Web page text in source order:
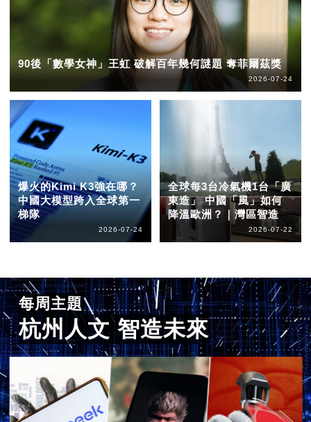
90後「數學女神」王虹 破解百年幾何謎題 奪菲爾茲獎
2026-07-24
爆火的Kimi K3強在哪？
中國大模型跨入全球第一
梯隊
2026-07-24
全球每3台冷氣機1台「廣
東造」 中國「風」如何
降溫歐洲？｜灣區智造
2026-07-22
每周主題
杭州人文 智造未來